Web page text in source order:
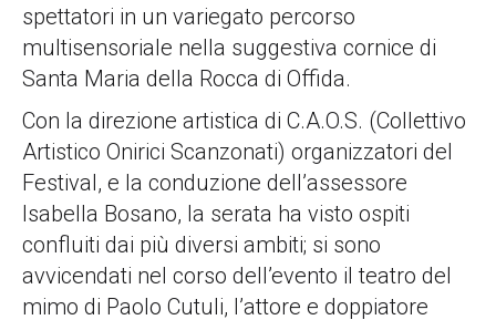
spettatori in un variegato percorso
multisensoriale nella suggestiva cornice di
Santa Maria della Rocca di Offida.
Con la direzione artistica di C.A.O.S. (Collettivo
Artistico Onirici Scanzonati) organizzatori del
Festival, e la conduzione dell’assessore
Isabella Bosano, la serata ha visto ospiti
confluiti dai più diversi ambiti; si sono
avvicendati nel corso dell’evento il teatro del
mimo di Paolo Cutuli, l’attore e doppiatore